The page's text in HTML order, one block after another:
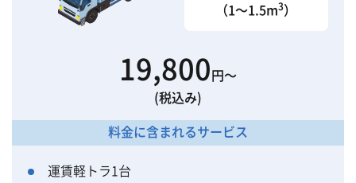
（1〜1.5m3）
19,800 円〜
(税込み)
料金に含まれるサービス
運賃軽トラ1台